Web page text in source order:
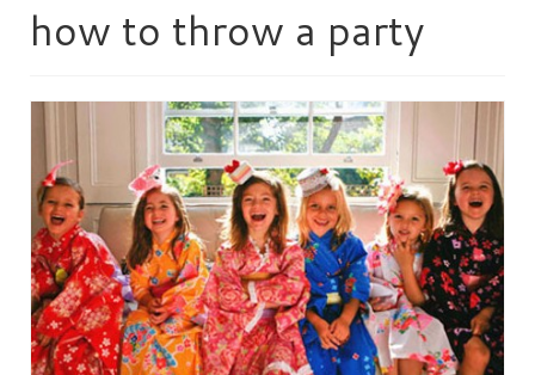
takayo home
STUDIO GHIBLI PARTY
HEN PARTY
CHILDREN’S PARTY
JAPANESE ENTERTAINMENT AND
PERFORMERS
FLOATING WORLD
how to throw a party